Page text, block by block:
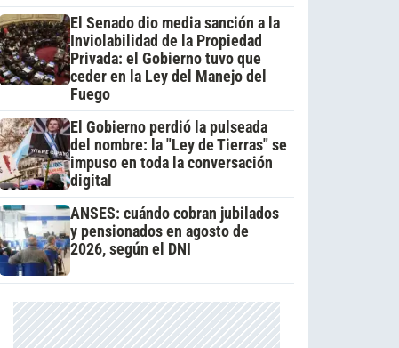
El Senado dio media sanción a la
Inviolabilidad de la Propiedad
Privada: el Gobierno tuvo que
ceder en la Ley del Manejo del
Fuego
El Gobierno perdió la pulseada
del nombre: la "Ley de Tierras" se
impuso en toda la conversación
digital
ANSES: cuándo cobran jubilados
y pensionados en agosto de
2026, según el DNI